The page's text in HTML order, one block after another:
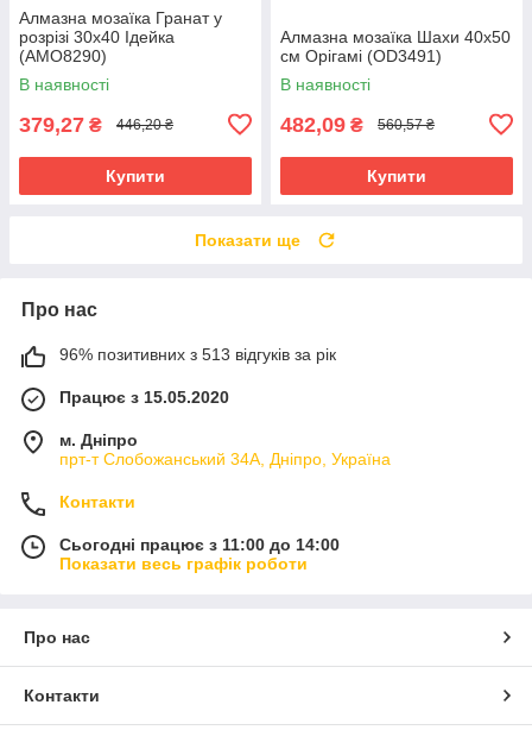
Алмазна мозаїка Гранат у
розрізі 30х40 Ідейка
(AMO8290)
В наявності
379,27 ₴ 446,20 ₴
Купити
Алмазна мозаїка Шахи 40х50
см Орігамі (OD3491)
В наявності
482,09 ₴ 560,57 ₴
Купити
Показати ще
Про нас
96% позитивних з 513 відгуків за рік
Працює з 15.05.2020
м. Дніпро
прт-т Слобожанський 34А, Дніпро, Україна
Контакти
Сьогодні працює з 11:00 до 14:00
Показати весь графік роботи
Про нас
Контакти